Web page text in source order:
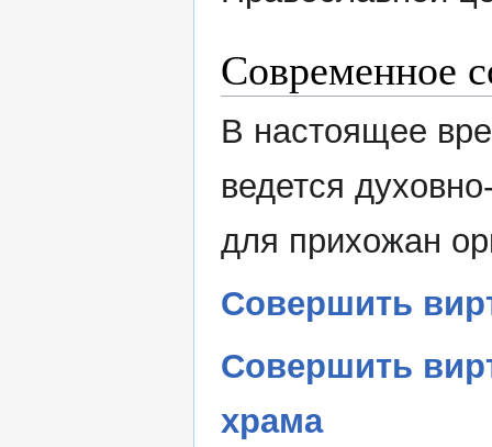
Современное
В настоящее
ведется
для прихожан
Совершить
Совершить
храма